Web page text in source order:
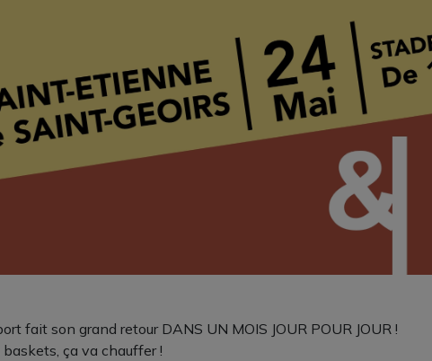
fait son grand retour DANS UN MOIS JOUR POUR JOUR !
ça va chauffer !